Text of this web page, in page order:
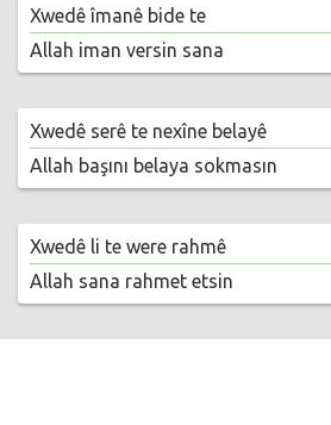
Xwedê îmanê bide te
Allah iman versin sana
Xwedê serê te nexîne belayê
Allah başını belaya sokmasın
Xwedê li te were rahmê
Allah sana rahmet etsin